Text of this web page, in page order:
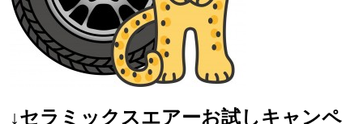
↓セラミックスエアーお試しキャンペ